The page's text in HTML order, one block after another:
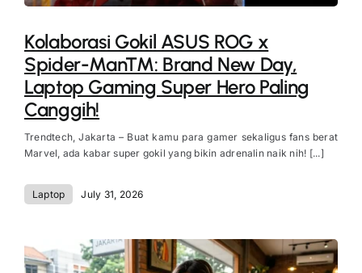
Kolaborasi Gokil ASUS ROG x
Spider-Man™: Brand New Day,
Laptop Gaming Super Hero Paling
Canggih!
Trendtech, Jakarta – Buat kamu para gamer sekaligus fans berat
Marvel, ada kabar super gokil yang bikin adrenalin naik nih! [...]
Laptop July 31, 2026